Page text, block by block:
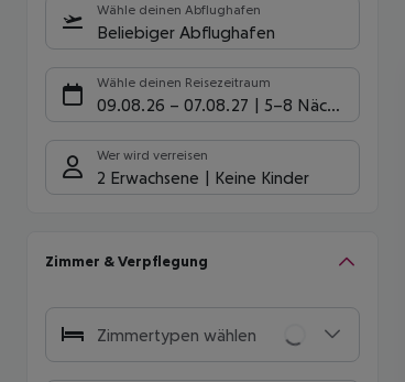
Wähle deinen Abflughafen
Beliebiger Abflughafen
Wähle deinen Reisezeitraum
09.08.26 – 07.08.27 5-8 Nächte
Wer wird verreisen
2 Erwachsene Keine Kinder
Zimmer & Verpflegung
Zimmertypen wählen